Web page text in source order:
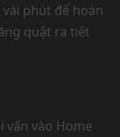
phút để hoàn
quật ra tiết
vào Home